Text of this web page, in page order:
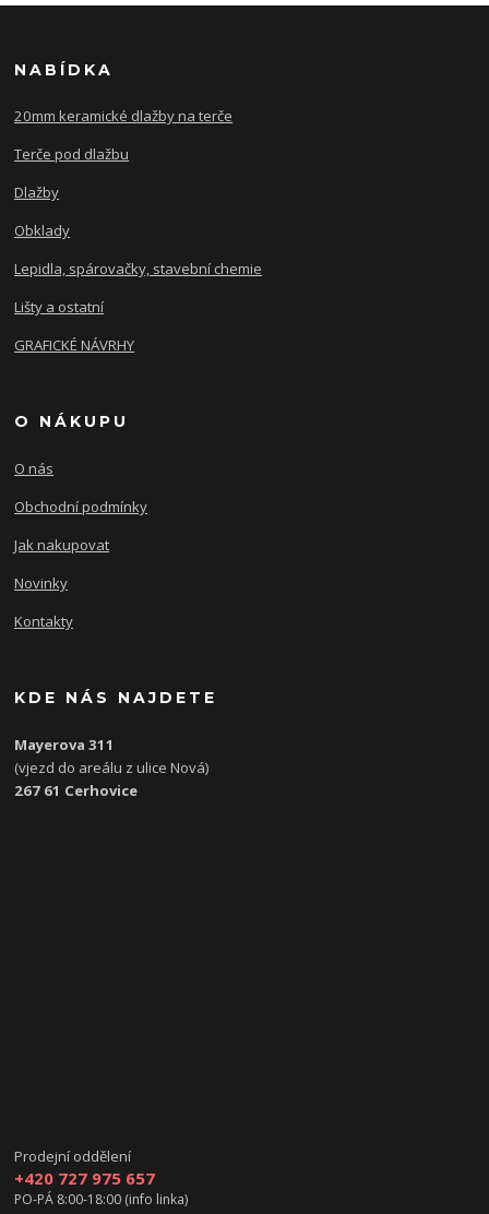
NABÍDKA
20mm keramické dlažby na terče
Terče pod dlažbu
Dlažby
Obklady
Lepidla, spárovačky, stavební chemie
Lišty a ostatní
GRAFICKÉ NÁVRHY
O NÁKUPU
O nás
Obchodní podmínky
Jak nakupovat
Novinky
Kontakty
KDE NÁS NAJDETE
Mayerova 311
(vjezd do areálu z ulice Nová)
267 61 Cerhovice
Prodejní oddělení
+420 727 975 657
PO-PÁ 8:00-18:00 (info linka)